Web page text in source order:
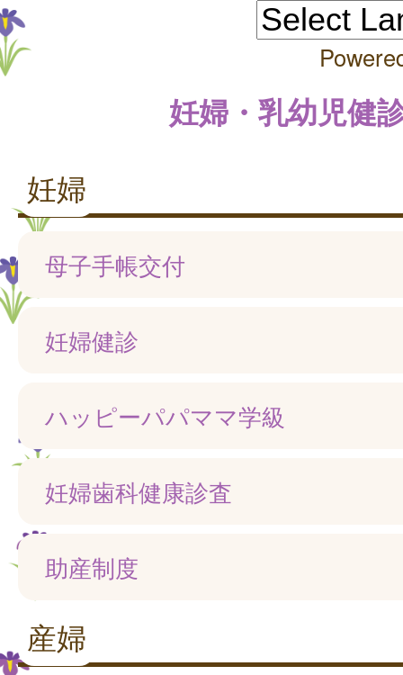
妊婦・乳幼児健
妊婦
母子手帳交付
妊婦健診
ハッピーパパママ学級
妊婦歯科健康診査
助産制度
産婦